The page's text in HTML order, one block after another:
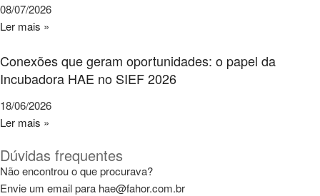
08/07/2026
Ler mais »
Conexões que geram oportunidades: o papel da
Incubadora HAE no SIEF 2026
18/06/2026
Ler mais »
Dúvidas frequentes
Não encontrou o que procurava?
Envie um email para hae@fahor.com.br